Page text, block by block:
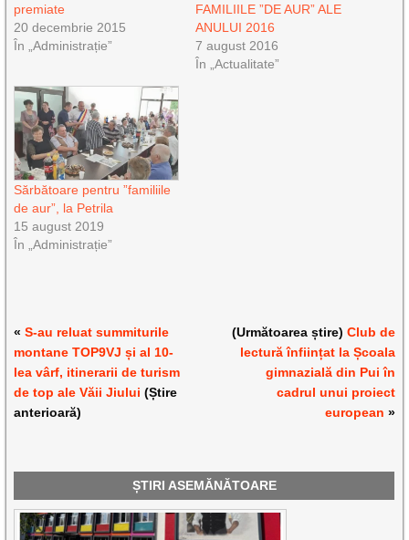
premiate
20 decembrie 2015
În „Administrație”
FAMILIILE ”DE AUR” ALE
ANULUI 2016
7 august 2016
În „Actualitate”
Sărbătoare pentru ”familiile
de aur”, la Petrila
15 august 2019
În „Administrație”
«S-au reluat summiturile
montane TOP9VJ și al 10-
lea vârf, itinerarii de turism
de top ale Văii Jiului (Știre
anterioară)
(Următoarea știre) Club de
lectură înființat la Școala
gimnazială din Pui în
cadrul unui proiect
european »
ȘTIRI ASEMĂNĂTOARE